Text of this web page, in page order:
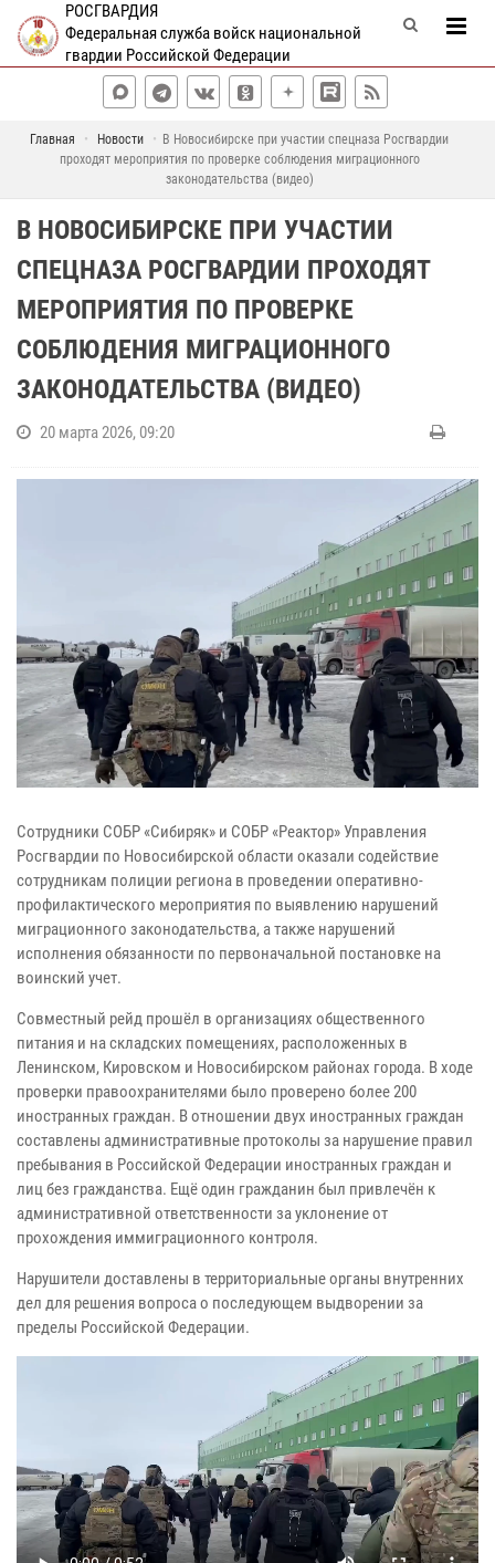
РОСГВАРДИЯ
Федеральная служба войск национальной
гвардии Российской Федерации
Главная Новости
В Новосибирске при участии спецназа Росгвардии
проходят мероприятия по проверке соблюдения миграционного
законодательства (видео)
В НОВОСИБИРСКЕ ПРИ УЧАСТИИ
СПЕЦНАЗА РОСГВАРДИИ ПРОХОДЯТ
МЕРОПРИЯТИЯ ПО ПРОВЕРКЕ
СОБЛЮДЕНИЯ МИГРАЦИОННОГО
ЗАКОНОДАТЕЛЬСТВА (ВИДЕО)
20 марта 2026, 09:20
Сотрудники СОБР «Сибиряк» и СОБР «Реактор» Управления
Росгвардии по Новосибирской области оказали содействие
сотрудникам полиции региона в проведении оперативно-
профилактического мероприятия по выявлению нарушений
миграционного законодательства, а также нарушений
исполнения обязанности по первоначальной постановке на
воинский учет.
Совместный рейд прошёл в организациях общественного
питания и на складских помещениях, расположенных в
Ленинском, Кировском и Новосибирском районах города. В ходе
проверки правоохранителями было проверено более 200
иностранных граждан. В отношении двух иностранных граждан
составлены административные протоколы за нарушение правил
пребывания в Российской Федерации иностранных граждан и
лиц без гражданства. Ещё один гражданин был привлечён к
административной ответственности за уклонение от
прохождения иммиграционного контроля.
Нарушители доставлены в территориальные органы внутренних
дел для решения вопроса о последующем выдворении за
пределы Российской Федерации.